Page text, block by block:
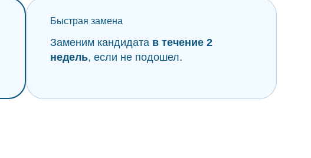
Быстрая замена
Заменим кандидата в течение 2
недель, если не подошел.